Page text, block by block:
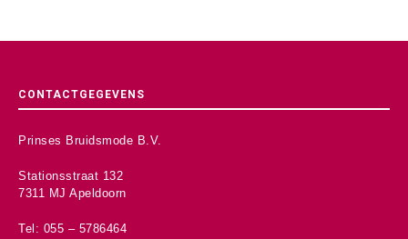
CONTACTGEGEVENS
Prinses Bruidsmode B.V.
Stationsstraat 132
7311 MJ Apeldoorn
Tel: 055 – 5786464